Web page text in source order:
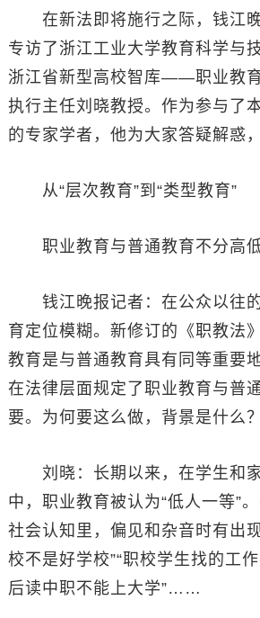
在新法即将施行之际，钱江晚
专访了浙江工业大学教育科学与
浙江省新型高校智库——职业教
执行主任刘晓教授。作为参与了
的专家学者，他为大家答疑解惑
从“层次教育”到“类型教育”
职业教育与普通教育不分高
钱江晚报记者：在公众以往
育定位模糊。新修订的《职教法
教育是与普通教育具有同等重要
在法律层面规定了职业教育与普
要。为何要这么做，背景是什么？
刘晓：长期以来，在学生和家
中，职业教育被认为“低人一等”
社会认知里，偏见和杂音时有出
校不是好学校”“职校学生找的工
后读中职不能上大学”……